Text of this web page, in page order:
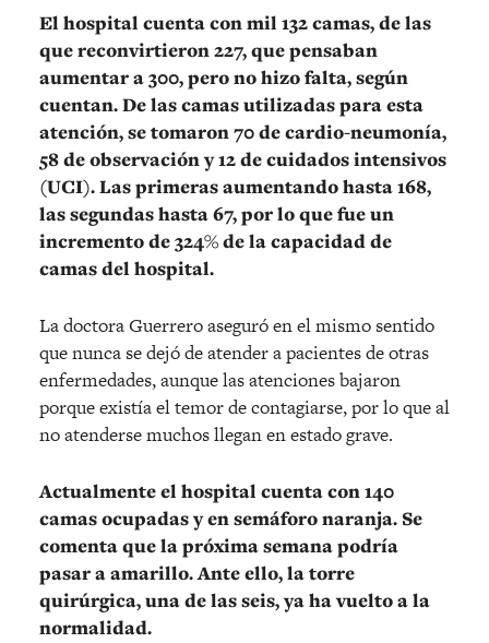
El hospital cuenta con mil 132 camas, de las
que reconvirtieron 227, que pensaban
aumentar a 300, pero no hizo falta, según
cuentan. De las camas utilizadas para esta
atención, se tomaron 70 de cardio-neumonía,
58 de observación y 12 de cuidados intensivos
(UCI). Las primeras aumentando hasta 168,
las segundas hasta 67, por lo que fue un
incremento de 324% de la capacidad de
camas del hospital.
La doctora Guerrero aseguró en el mismo sentido
que nunca se dejó de atender a pacientes de otras
enfermedades, aunque las atenciones bajaron
porque existía el temor de contagiarse, por lo que al
no atenderse muchos llegan en estado grave.
Actualmente el hospital cuenta con 140
camas ocupadas y en semáforo naranja. Se
comenta que la próxima semana podría
pasar a amarillo. Ante ello, la torre
quirúrgica, una de las seis, ya ha vuelto a la
normalidad.